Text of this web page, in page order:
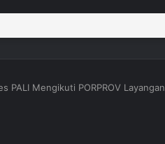
PALI Mengikuti PORPROV Layangan